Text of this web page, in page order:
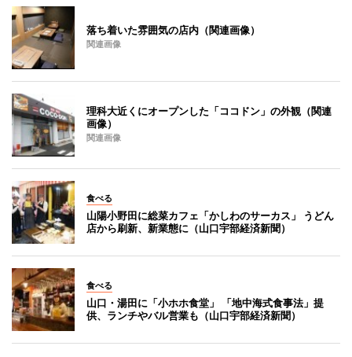
落ち着いた雰囲気の店内（関連画像）
関連画像
理科大近くにオープンした「ココドン」の外観（関連
画像）
関連画像
食べる
山陽小野田に総菜カフェ「かしわのサーカス」 うどん
店から刷新、新業態に（山口宇部経済新聞）
食べる
山口・湯田に「小ホホ食堂」 「地中海式食事法」提
供、ランチやバル営業も（山口宇部経済新聞）